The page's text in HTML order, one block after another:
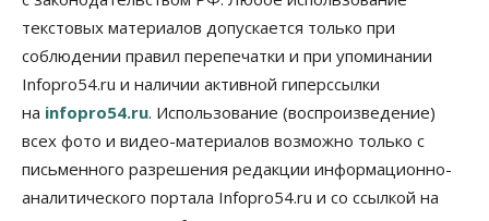
текстовых материалов допускается только при
соблюдении правил перепечатки и при упоминании
Infopro54.ru и наличии активной гиперссылки
на infopro54.ru. Использование (воспроизведение)
всех фото и видео-материалов возможно только с
письменного разрешения редакции информационно-
аналитического портала Infopro54.ru и со ссылкой на